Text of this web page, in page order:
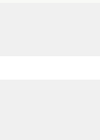
Pusat Lt5 Blok F2
Pusat Lt5 Blok F2